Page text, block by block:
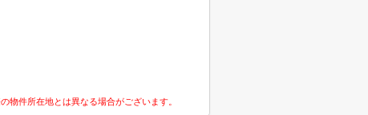
物件所在地とは異なる場合がございます。